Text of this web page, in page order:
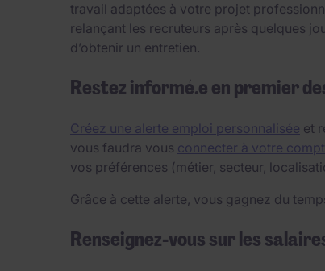
travail adaptées à votre projet
relançant les recruteurs après quelques
d’obtenir un entretien.
Restez informé.e en premier
Créez une alerte emploi personnalisée et
vous faudra vous connecter à votre
vos préférences (métier, secteur,
Grâce à cette alerte, vous gagnez du
Renseignez-vous sur les